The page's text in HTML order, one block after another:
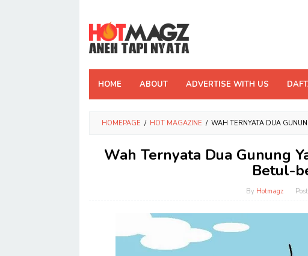
content
HOME ABOUT ADVERTISE WITH US
HOMEPAGE / HOT MAGAZINE / WAH TERNYATA DUA
Wah Ternyata Dua Gunung
Betul-
By Hotmagz